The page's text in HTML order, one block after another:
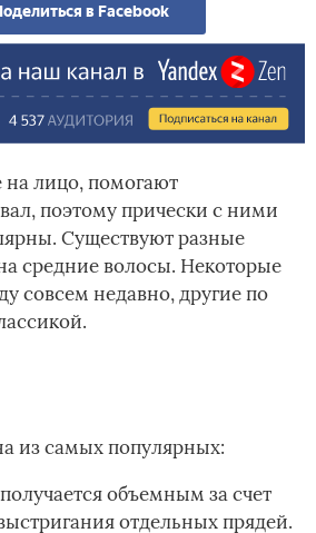
в Facebook
лицо, помогают
поэтому прически с ними
Существуют разные
средние волосы. Некоторые
совсем недавно, другие по
из самых популярных:
получается объемным за счет
отдельных прядей.